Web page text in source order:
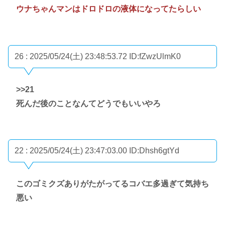
ウナちゃんマンはドロドロの液体になってたらしい
26 : 2025/05/24(土) 23:48:53.72 ID:fZwzUlmK0
>>21
死んだ後のことなんてどうでもいいやろ
22 : 2025/05/24(土) 23:47:03.00 ID:Dhsh6gtYd
このゴミクズありがたがってるコバエ多過ぎて気持ち
悪い